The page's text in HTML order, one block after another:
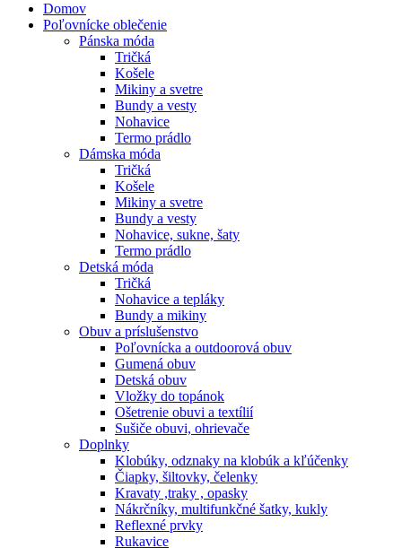
Domov
Poľovnícke oblečenie
Pánska móda
Tričká
Košele
Mikiny a svetre
Bundy a vesty
Nohavice
Termo prádlo
Dámska móda
Tričká
Košele
Mikiny a svetre
Bundy a vesty
Nohavice, sukne, šaty
Termo prádlo
Detská móda
Tričká
Nohavice a tepláky
Bundy a mikiny
Obuv a príslušenstvo
Poľovnícka a outdoorová obuv
Gumená obuv
Detská obuv
Vložky do topánok
Ošetrenie obuvi a textílií
Sušiče obuvi, ohrievače
Doplnky
Klobúky, odznaky na klobúk a kľúčenky
Čiapky, šiltovky, čelenky
Kravaty ,traky , opasky
Nákrčníky, multifunkčné šatky, kukly
Reflexné prvky
Rukavice